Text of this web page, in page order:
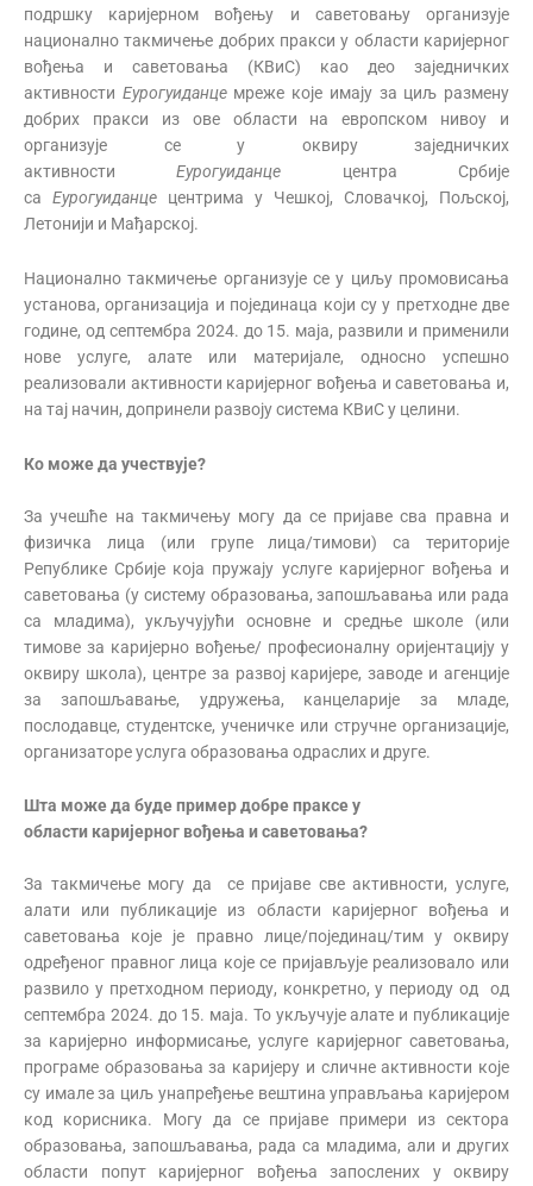
подршку каријерном вођењу и саветовању организује
национално такмичење добрих пракси у области каријерног
вођења и саветовања (КВиС) као део заједничких
активности Еурогуиданцемреже које имају за циљ размену
добрих пракси из ове области на европском нивоу и
организује се у оквиру заједничких
активностиЕурогуиданце центра Србије
са Еурогуиданце центрима у Чешкој, Словачкој, Пољској,
Летонији и Мађарској.
Национално такмичење организује се у циљу промовисања
установа, организација и појединаца који су у претходне две
године, од септембра 2024. до 15. маја, развили и применили
нове услуге, алате или материјале, односно успешно
реализовали активности каријерног вођења и саветовања и,
на тај начин, допринели развоју система КВиС у целини.
Ко може да учествује?
За учешће на такмичењу могу да се пријаве сва правна и
физичка лица (или групе лица/тимови) са територије
Републике Србије која пружају услуге каријерног вођења и
саветовања (у систему образовања, запошљавања или рада
са младима), укључујући основне и средње школе (или
тимове за каријерно вођење/ професионалну оријентацију у
оквиру школа), центре за развој каријере, заводе и агенције
за запошљавање, удружења, канцеларије за младе,
послодавце, студентске, ученичке или стручне организације,
организаторе услуга образовања одраслих и друге.
Шта можеда будепример добре праксе у
области каријерног вођења и саветовања?
За такмичење могу да се пријаве све активности, услуге,
алати или публикације из области каријерног вођења и
саветовања које је правно лице/појединац/тим у оквиру
одређеног правног лица које се пријављује реализовало или
развило у претходном периоду, конкретно, у периоду од од
септембра 2024. до 15. маја. То укључује алате и публикације
за каријерно информисање, услуге каријерног саветовања,
програме образовања за каријеру и сличне активности које
су имале за циљ унапређење вештина управљања каријером
код корисника. Могу да се пријаве примери из сектора
образовања, запошљавања, рада са младима, али и других
области попут каријерног вођења запослених у оквиру